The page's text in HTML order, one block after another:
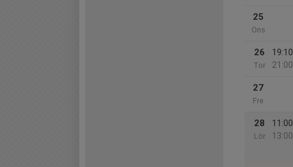
25
Ons
26
Tor
19:10
21:00
27
Fre
28
Lör
11:00
13:00